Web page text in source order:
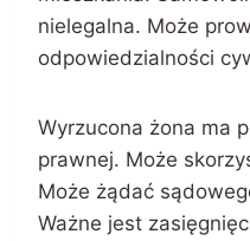
nielegalna. Może
odpowiedzialności
Wyrzucona żona ma
prawnej. Może
Może żądać
Ważne jest